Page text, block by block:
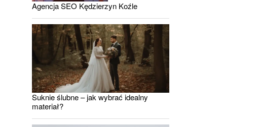
Agencja SEO Kędzierzyn Koźle
Suknie ślubne – jak wybrać idealny
materiał?